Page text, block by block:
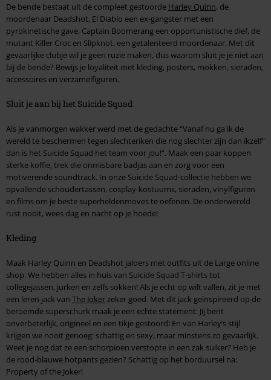
De bende bestaat uit de compleet gestoorde Harley Quinn, de
moordenaar Deadshot, El Diablo een ex-gangster met een
pyrokinetische gave, Captain Boomerang een opportunistische dief, de
mutant Killer Croc en Slipknot, een getalenteerd moordenaar. Met dit
gevaarlijke clubje wil je geen ruzie maken, dus waarom sluit je je niet aan
bij de bende? Bewijs je loyaliteit met kleding, posters, mokken, sieraden,
accessoires en verzamelfiguren.
Sluit je aan bij het Suicide Squad
Als je vanmorgen wakker werd met de gedachte “Vanaf nu ga ik de
wereld te beschermen tegen slechteriken die nog slechter zijn dan ikzelf”
dan is het Suicide Squad het team voor jou!”. Maak een paar koppen
sterke koffie, trek die onmisbare badjas aan en zorg voor een
motiverende soundtrack. In onze Suicide Squad-collectie hebben we
opvallende schoudertassen, cosplay-kostuums, sieraden, vinylfiguren
en films om je beste superheldenmoves te oefenen. De onderwereld
rust nooit, wees dag en nacht op je hoede!
Kleding
Maak Harley Quinn en Deadshot jaloers met outfits uit de Large online
shop. We hebben alles in huis van Suicide Squad T-shirts tot
collegejassen, jurken en zelfs sokken! Als je echt op wilt vallen, zit je met
een leren jack van The Jokerzeker goed. Met dit jack geïnspireerd op de
beroemde superschurk maak je een echte statement: Jij bent
onverbeterlijk, origineel en een tikje gestoord! En van Harley’s stijl
krijgen we nooit genoeg: schattig en sexy, maar minstens zo gevaarlijk.
Weet je nog dat ze een schorpioen verstopte in een zak suiker? Heb je
de rood-blauwe hotpants gezien? Schattig op het borduursel na:
Property of the Joker!